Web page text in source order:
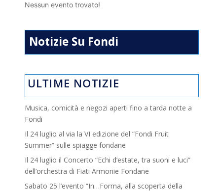
Nessun evento trovato!
Notizie Su Fondi
ULTIME NOTIZIE
Musica, comicità e negozi aperti fino a tarda notte a
Fondi
Il 24 luglio al via la VI edizione del “Fondi Fruit
Summer” sulle spiagge fondane
Il 24 luglio il Concerto “Echi d’estate, tra suoni e luci”
dell’orchestra di Fiati Armonie Fondane
Sabato 25 l’evento “In…Forma, alla scoperta della